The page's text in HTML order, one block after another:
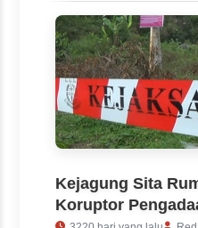
Kejagung Sita
Koruptor